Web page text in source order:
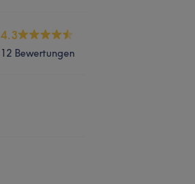
4.3
12 Bewertungen